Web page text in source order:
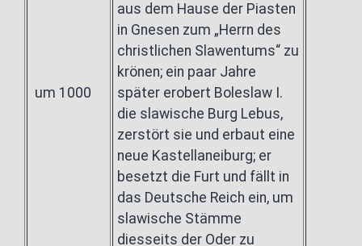
um 1000
aus dem Hause der Piasten
in Gnesen zum „Herrn des
christlichen Slawentums“ zu
krönen; ein paar Jahre
später erobert Boleslaw I.
die slawische Burg Lebus,
zerstört sie und erbaut eine
neue Kastellaneiburg; er
besetzt die Furt und fällt in
das Deutsche Reich ein, um
slawische Stämme
diesseits der Oder zu